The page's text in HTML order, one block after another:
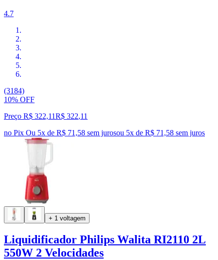
4.7
(3184)
10% OFF
Preço R$ 322,11R$ 322,11
no Pix Ou 5x de R$ 71,58 sem jurosou 5x de R$ 71,58 sem juros
+ 1 voltagem
Liquidificador Philips Walita RI2110 2L
550W 2 Velocidades